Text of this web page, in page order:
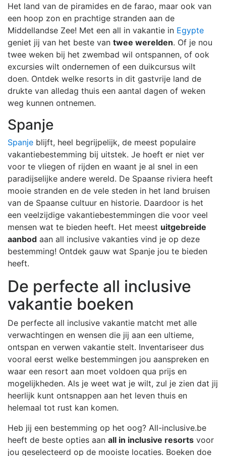
Het land van de piramides en de farao, maar ook van
een hoop zon en prachtige stranden aan de
Middellandse Zee! Met een all in vakantie in Egypte
geniet jij van het beste van twee werelden. Of je nou
twee weken bij het zwembad wil ontspannen, of ook
excursies wilt ondernemen of een duikcursus wilt
doen. Ontdek welke resorts in dit gastvrije land de
drukte van alledag thuis een aantal dagen of weken
weg kunnen ontnemen.
Spanje
Spanje blijft, heel begrijpelijk, de meest populaire
vakantiebestemming bij uitstek. Je hoeft er niet ver
voor te vliegen of rijden en waant je al snel in een
paradijselijke andere wereld. De Spaanse riviera heeft
mooie stranden en de vele steden in het land bruisen
van de Spaanse cultuur en historie. Daardoor is het
een veelzijdige vakantiebestemmingen die voor veel
mensen wat te bieden heeft. Het meest uitgebreide
aanbod aan all inclusive vakanties vind je op deze
bestemming! Ontdek gauw wat Spanje jou te bieden
heeft.
De perfecte all inclusive
vakantie boeken
De perfecte all inclusive vakantie matcht met alle
verwachtingen en wensen die jij aan een ultieme,
ontspan en verwen vakantie stelt. Inventariseer dus
vooral eerst welke bestemmingen jou aanspreken en
waar een resort aan moet voldoen qua prijs en
mogelijkheden. Als je weet wat je wilt, zul je zien dat jij
heerlijk kunt ontsnappen aan het leven thuis en
helemaal tot rust kan komen.
Heb jij een bestemming op het oog? All-inclusive.be
heeft de beste opties aan all in inclusive resorts voor
jou geselecteerd op de mooiste locaties. Boeken doe